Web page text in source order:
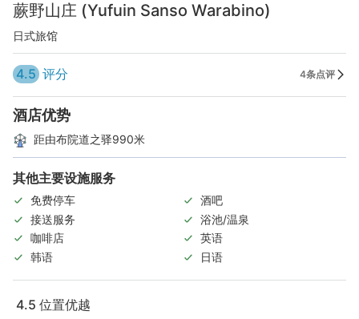
蕨野山庄 (Yufuin Sanso Warabino)
日式旅馆
4.5 评分 4条点评
酒店优势
距由布院道之驿990米
其他主要设施服务
免费停车
酒吧
接送服务
浴池/温泉
咖啡店
英语
韩语
日语
4.5 位置优越